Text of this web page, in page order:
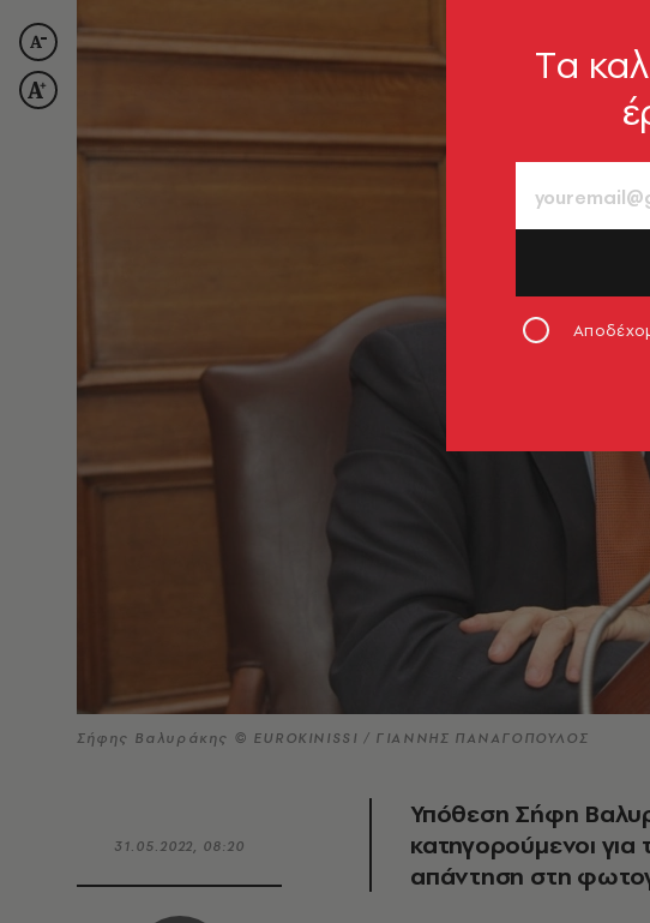
Σήφης Βαλυράκης © EUROKINISSI / ΓΙΑΝΝΗΣ ΠΑΝΑΓΟΠΟΥΛΟΣ
31.05.2022, 08:20
Υπόθεση Σήφη
κατηγορούμενοι
απάντηση στη
Tα